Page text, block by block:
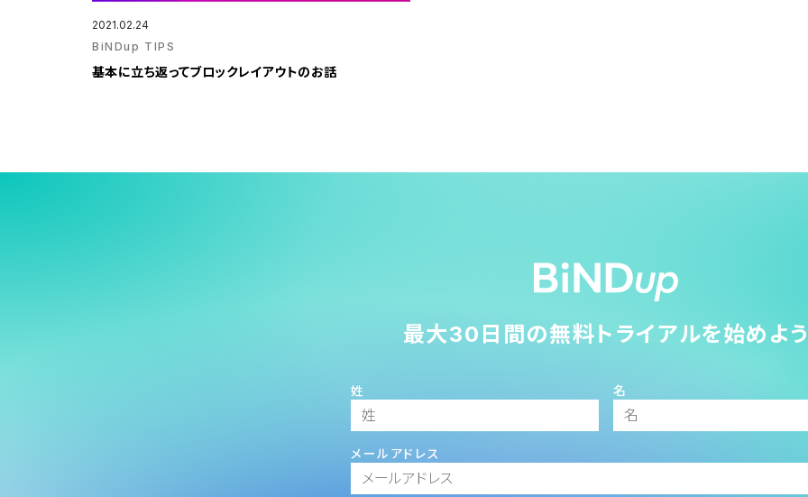
2021.02.24
BiNDup TIPS
基本に立ち返ってブロックレイアウトのお話
最大30日間の無料トライアルを始めよ
姓 名
メールアドレス